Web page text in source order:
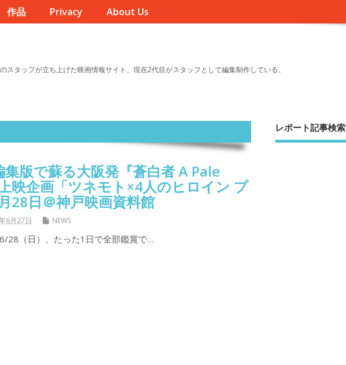
作品 Privacy About Us
タッフが立ち上げた映画情報サイト。現在2代目がスタッフとして編集制作している。
版で蘇る大阪発『蒼白者 A Pale
映企画「ツネモト×4人のヒロイン プ
28日＠神戸映画資料館
6月27日 NEWS
28（日）、たった1日で全部鑑賞で…
レポート記事検索